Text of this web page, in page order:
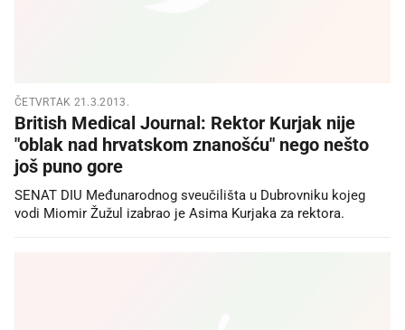
ČETVRTAK 21.3.2013.
British Medical Journal: Rektor Kurjak nije
"oblak nad hrvatskom znanošću" nego nešto
još puno gore
SENAT DIU Međunarodnog sveučilišta u Dubrovniku kojeg
vodi Miomir Žužul izabrao je Asima Kurjaka za rektora.